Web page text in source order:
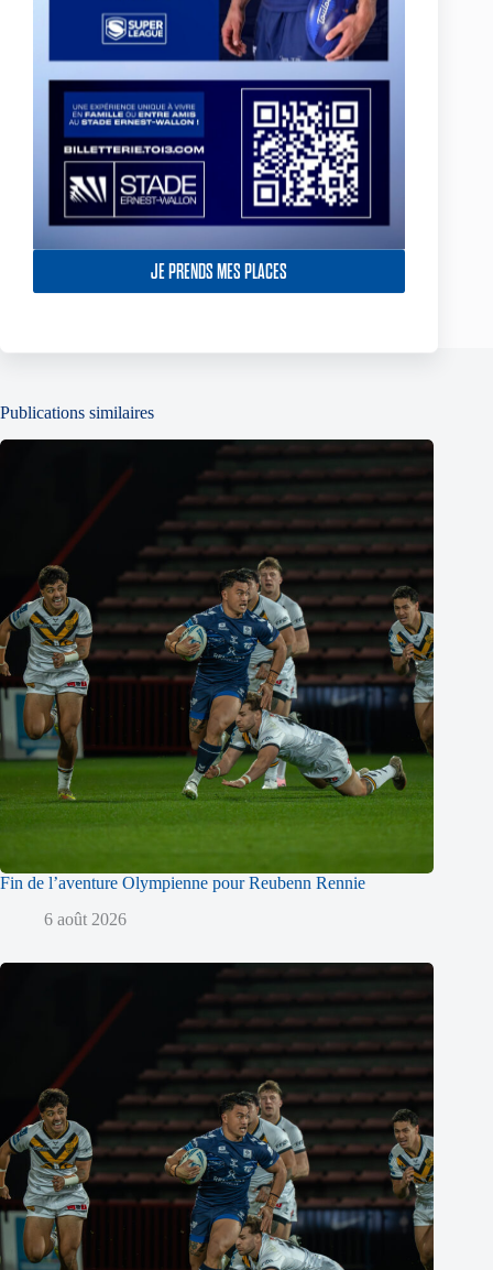
JE PRENDS MES PLACES
Le parking A sera fermé au grand public.
Publications similaires
Fin de l’aventure Olympienne pour Reubenn Rennie
6 août 2026